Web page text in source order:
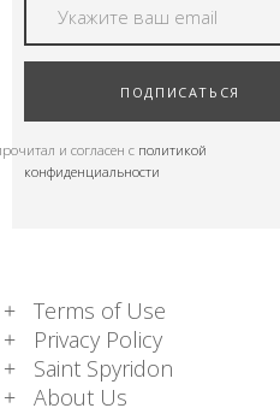
ПОДПИСАТЬСЯ
и согласен с политикой
конфиденциальности
Terms of Use
Privacy Policy
Saint Spyridon
About Us